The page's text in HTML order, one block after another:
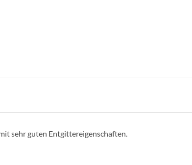
sehr guten Entgittereigenschaften.